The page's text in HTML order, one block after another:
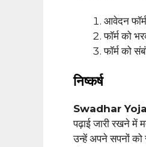
आवेदन
फॉर्म को
फॉर्म को
निष्कर्ष
Swadhar
पढ़ाई जारी रखने में
उन्हें अपने सपनों